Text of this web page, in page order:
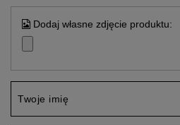
Dodaj własne zdjęcie produktu:
Twoje imię